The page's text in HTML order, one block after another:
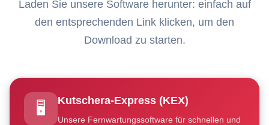
Laden Sie unsere Software herunter: einfach auf
den entsprechenden Link klicken, um den
Download zu starten.
🖥️ Kutschera-Express (KEX)
Unsere Fernwartungssoftware für schnellen und